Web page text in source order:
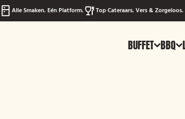
Alle Smaken. Eén Platform. Top Cateraars. Vers & Zorgeloos.
BUFFET BBQ